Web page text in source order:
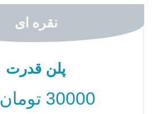
نقره ای
پلن قدرت
30000 تومان